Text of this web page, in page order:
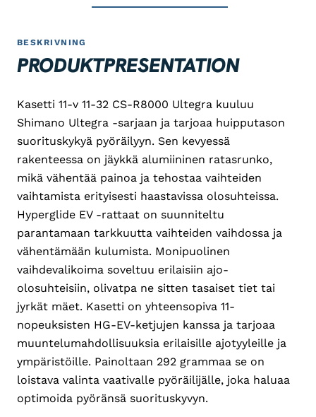
BESKRIVNING
PRODUKTPRESENTATION
Kasetti 11-v 11-32 CS-R8000 Ultegra kuuluu
Shimano Ultegra -sarjaan ja tarjoaa huipputason
suorituskykyä pyöräilyyn. Sen kevyessä
rakenteessa on jäykkä alumiininen ratasrunko,
mikä vähentää painoa ja tehostaa vaihteiden
vaihtamista erityisesti haastavissa olosuhteissa.
Hyperglide EV -rattaat on suunniteltu
parantamaan tarkkuutta vaihteiden vaihdossa ja
vähentämään kulumista. Monipuolinen
vaihdevalikoima soveltuu erilaisiin ajo-
olosuhteisiin, olivatpa ne sitten tasaiset tiet tai
jyrkät mäet. Kasetti on yhteensopiva 11-
nopeuksisten HG-EV-ketjujen kanssa ja tarjoaa
muuntelumahdollisuuksia erilaisille ajotyyleille ja
ympäristöille. Painoltaan 292 grammaa se on
loistava valinta vaativalle pyöräilijälle, joka haluaa
optimoida pyöränsä suorituskyvyn.